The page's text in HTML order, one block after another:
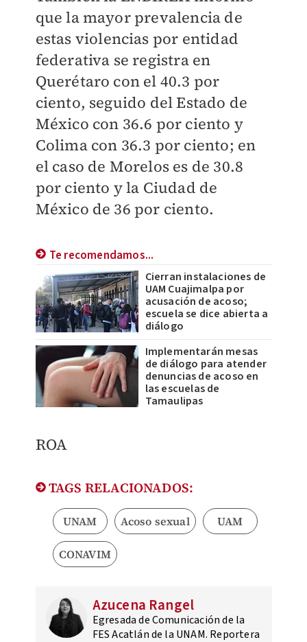
que la mayor prevalencia de
estas violencias por entidad
federativa se registra en
Querétaro con el 40.3 por
ciento, seguido del Estado de
México con 36.6 por ciento y
Colima con 36.3 por ciento; en
el caso de Morelos es de 30.8
por ciento y la Ciudad de
México de 36 por ciento.
Te recomendamos...
Cierran instalaciones de
UAM Cuajimalpa por
acusación de acoso;
escuela se dice abierta a
diálogo
Implementarán mesas
de diálogo para atender
denuncias de acoso en
las escuelas de
Tamaulipas
ROA
TAGS RELACIONADOS:
UNAM Acoso sexual UAM
CONAVIM
Azucena Rangel
Egresada de Comunicación de la
FES Acatlán de la UNAM. Reportera